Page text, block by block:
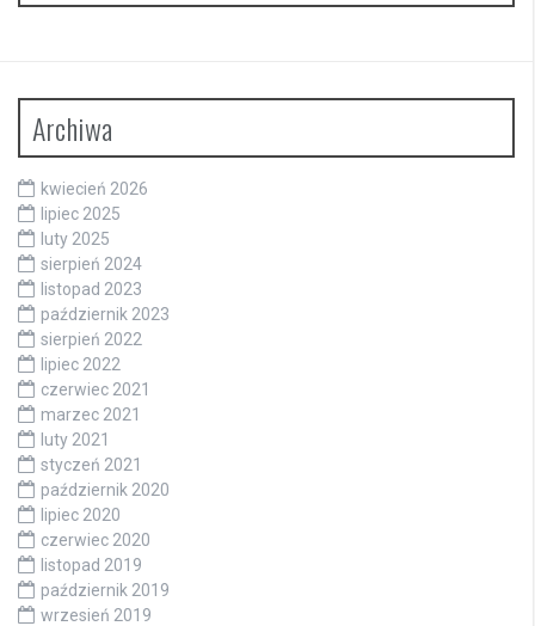
Archiwa
kwiecień 2026
lipiec 2025
luty 2025
sierpień 2024
listopad 2023
październik 2023
sierpień 2022
lipiec 2022
czerwiec 2021
marzec 2021
luty 2021
styczeń 2021
październik 2020
lipiec 2020
czerwiec 2020
listopad 2019
październik 2019
wrzesień 2019